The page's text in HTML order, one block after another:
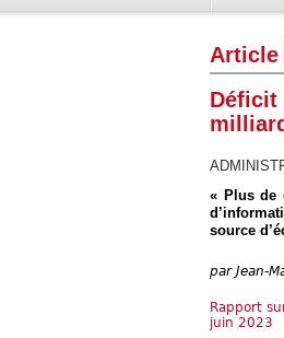
Article
Déficit
« Plus de
source
par Jean-
Rapport
juin 2023